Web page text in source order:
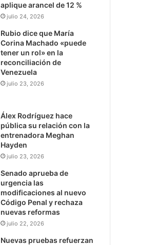
aplique arancel de 12 %
julio 24, 2026
Rubio dice que María
Corina Machado «puede
tener un rol» en la
reconciliación de
Venezuela
julio 23, 2026
Álex Rodríguez hace
pública su relación con la
entrenadora Meghan
Hayden
julio 23, 2026
Senado aprueba de
urgencia las
modificaciones al nuevo
Código Penal y rechaza
nuevas reformas
julio 22, 2026
Nuevas pruebas refuerzan